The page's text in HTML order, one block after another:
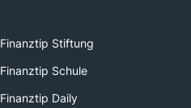
Finanztip Stiftung
Finanztip Schule
Finanztip Daily